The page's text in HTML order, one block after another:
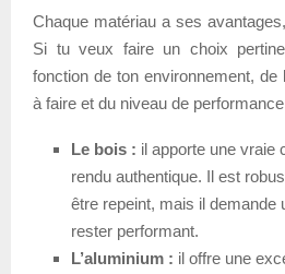
Chaque matériau a ses
Si tu veux faire un choix
fonction de ton environnement, de
à faire et du niveau de
Le bois : il apporte une vraie
rendu authentique. Il est
être repeint, mais il demande
rester performant.
L’aluminium : il offre une